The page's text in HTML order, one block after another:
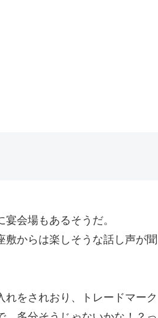
会場もあるそうだ。
からは楽しそうな話し声が聞
をされおり、トレードマーク